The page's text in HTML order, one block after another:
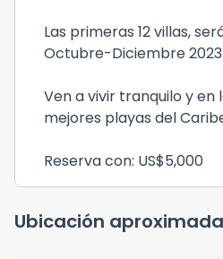
Las primeras 12 villas,
Octubre-Diciembre 2023.
Ven a vivir tranquilo y en
mejores playas del
Reserva con: US$5,000
Ubicación aproximada